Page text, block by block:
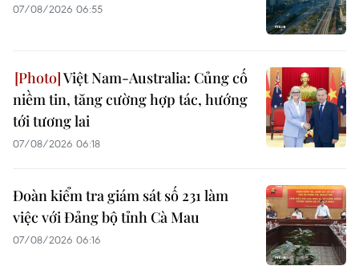
07/08/2026 06:55
Việt Nam-Australia: Củng cố
niềm tin, tăng cường hợp tác, hướng
tới tương lai
07/08/2026 06:18
Đoàn kiểm tra giám sát số 231 làm
việc với Đảng bộ tỉnh Cà Mau
07/08/2026 06:16